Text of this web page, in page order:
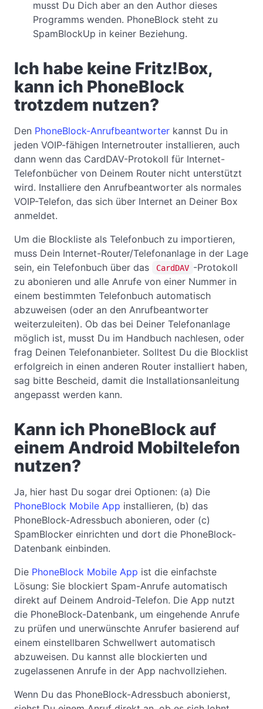
musst Du Dich aber an den Author dieses
Programms wenden. PhoneBlock steht zu
SpamBlockUp in keiner Beziehung.
Ich habe keine Fritz!Box,
kann ich PhoneBlock
trotzdem nutzen?
Den PhoneBlock-Anrufbeantworter kannst Du in
jeden VOIP-fähigen Internetrouter installieren, auch
dann wenn das CardDAV-Protokoll für Internet-
Telefonbücher von Deinem Router nicht unterstützt
wird. Installiere den Anrufbeantworter als normales
VOIP-Telefon, das sich über Internet an Deiner Box
anmeldet.
Um die Blockliste als Telefonbuch zu importieren,
muss Dein Internet-Router/Telefonanlage in der Lage
sein, ein Telefonbuch über das
CardDAV -Protokoll
zu abonieren und alle Anrufe von einer Nummer in
einem bestimmten Telefonbuch automatisch
abzuweisen (oder an den Anrufbeantworter
weiterzuleiten). Ob das bei Deiner Telefonanlage
möglich ist, musst Du im Handbuch nachlesen, oder
frag Deinen Telefonanbieter. Solltest Du die Blocklist
erfolgreich in einen anderen Router installiert haben,
sag bitte Bescheid, damit die Installationsanleitung
angepasst werden kann.
Kann ich PhoneBlock auf
einem Android Mobiltelefon
nutzen?
Ja, hier hast Du sogar drei Optionen: (a) Die
PhoneBlock Mobile App installieren, (b) das
PhoneBlock-Adressbuch abonieren, oder (c)
SpamBlocker einrichten und dort die PhoneBlock-
Datenbank einbinden.
Die PhoneBlock Mobile App ist die einfachste
Lösung: Sie blockiert Spam-Anrufe automatisch
direkt auf Deinem Android-Telefon. Die App nutzt
die PhoneBlock-Datenbank, um eingehende Anrufe
zu prüfen und unerwünschte Anrufer basierend auf
einem einstellbaren Schwellwert automatisch
abzuweisen. Du kannst alle blockierten und
zugelassenen Anrufe in der App nachvollziehen.
Wenn Du das PhoneBlock-Adressbuch abonierst,